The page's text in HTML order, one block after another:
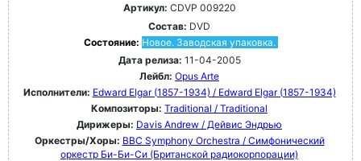
Артикул: CDVP 009220
Состав: DVD
Состояние: Новое. Заводская упаковка.
Дата релиза: 11-04-2005
Лейбл: Opus Arte
Исполнители: Edward Elgar (1857-1934) / Edward Elgar (1857-1934)
Композиторы: Traditional / Traditional
Дирижеры: Davis Andrew / Дейвис Эндрью
Оркестры/Хоры: BBC Symphony Orchestra / Симфонический
оркестр Би-Би-Си (Британской радиокорпорации)